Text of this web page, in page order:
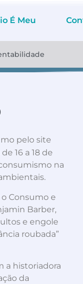
É Meu
pelo site
16 a 18 de
na
Consumo e
Barber,
e engole
roubada”
a historiadora
da